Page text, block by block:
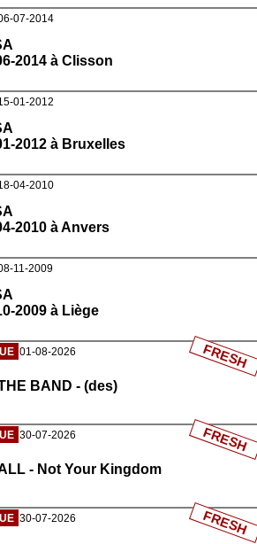
07-2014
2014 à Clisson
01-2012
2012 à Bruxelles
04-2010
2010 à Anvers
11-2009
2009 à Liège
01-08-2026
BAND - (des)
FRESH
30-07-2026
- Not Your Kingdom
FRESH
30-07-2026 FRESH